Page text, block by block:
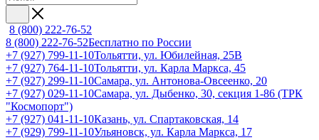
8 (800) 222-76-52
8 (800) 222-76-52Бесплатно по России
+7 (927) 799-11-10Тольятти, ул. Юбилейная, 25В
+7 (927) 764-11-10Тольятти, ул. Карла Маркса, 45
+7 (927) 299-11-10Самара, ул. Антонова-Овсеенко, 20
+7 (927) 029-11-10Самара, ул. Дыбенко, 30, секция 1-86 (ТРК
"Космопорт")
+7 (927) 041-11-10Казань, ул. Спартаковская, 14
+7 (929) 799-11-10Ульяновск, ул. Карла Маркса, 17